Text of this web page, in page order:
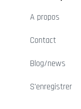
A propos
Contact
Blog/news
S'enregistrer